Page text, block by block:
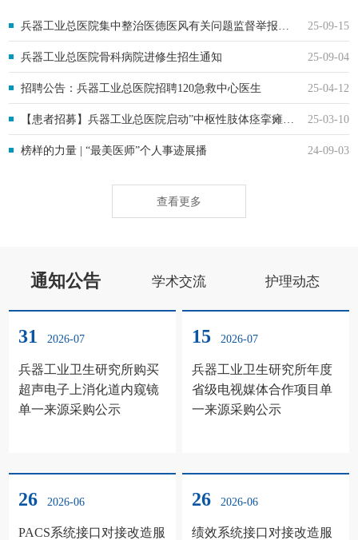
25-09-15
兵器工业总医院集中整治医德医风有关问题监督举报方式
25-09-04
兵器工业总医院骨科病院进修生招生通知
25-04-12
招聘公告：兵器工业总医院招聘120急救中心医生
25-03-10
【患者招募】兵器工业总医院启动”中枢性肢体痉挛瘫的外周神经调控研究”
24-09-03
榜样的力量 | “最美医师”个人事迹展播
查看更多
通知公告 学术交流 护理动态
31 2026-07
兵器工业卫生研究所购买
超声电子上消化道内窥镜
单一来源采购公示
15 2026-07
兵器工业卫生研究所年度
省级电视媒体合作项目单
一来源采购公示
26 2026-06
PACS系统接口对接改造服
26 2026-06
绩效系统接口对接改造服